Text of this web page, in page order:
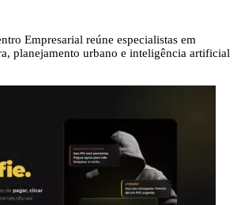
Empresarial reúne especialistas em
planejamento urbano e inteligência artificial